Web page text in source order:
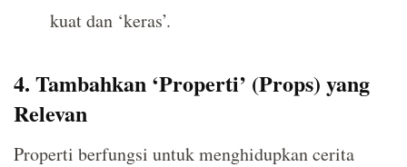
kuat dan ‘keras’.
4. Tambahkan ‘Properti’ (Props) yang
Relevan
Properti berfungsi untuk menghidupkan cerita